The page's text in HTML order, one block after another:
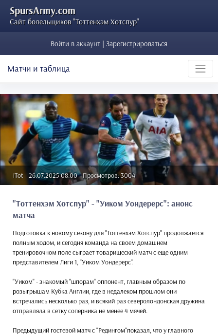
SpursArmy.com
Сайт болельщиков "Тоттенхэм Хотспур"
Войти в аккаунт | Зарегистрироваться
Матчи и таблица
iTot 26.07.2025 08:00 Просмотров: 3004
"Тоттенхэм Хотспур" - "Уиком Уондерерс": анонс
матча
Подготовка к новому сезону для "Тоттенхэм Хотспур" продолжается
полным ходом, и сегодня команда на своем домашнем
тренировочном поле сыграет товарищеский матч с еще одним
представителем Лиги 1, "Уиком Уондерерс".
"Уиком" - знакомый "шпорам" оппонент, главным образом по
розыгрышам Кубка Англии, где в недалеком прошлом они
встречались несколько раз, и всякий раз северолондонская дружина
отправляла в сетку соперника не менее 4 мячей.
Предыдущий гостевой матч с "Редингом"показал, что у главного